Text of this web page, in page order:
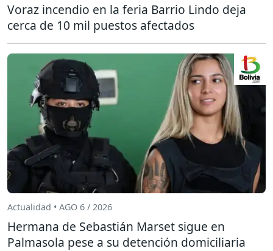
Voraz incendio en la feria Barrio Lindo deja
cerca de 10 mil puestos afectados
Actualidad • AGO 6 / 2026
Hermana de Sebastián Marset sigue en
Palmasola pese a su detención domiciliaria